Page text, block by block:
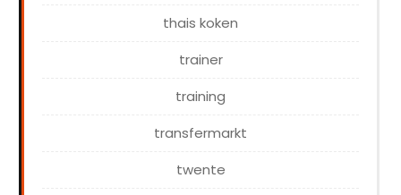
thais koken
trainer
training
transfermarkt
twente